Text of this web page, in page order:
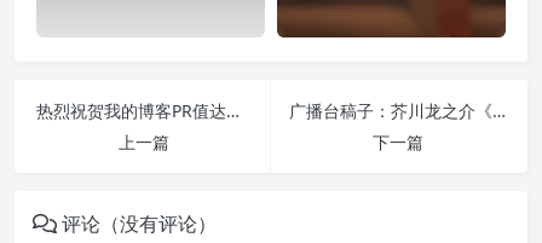
热烈祝贺我的博客PR值达到4
上一篇
广播台稿子：芥川龙之介《罗生门》
下一篇
评论（没有评论）